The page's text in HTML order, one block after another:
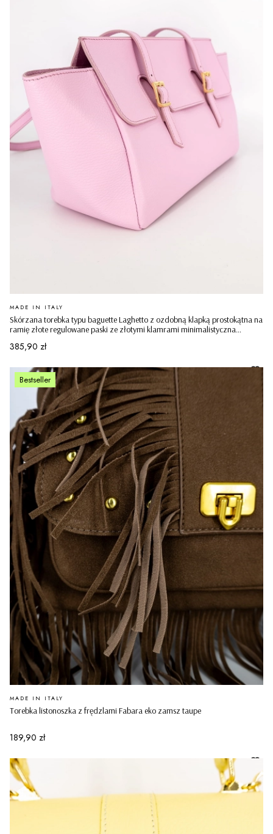
Skórzana torebka typu baguette Laghetto z ozdobną klapką prostokątna na
ramię złote regulowane paski ze złotymi klamrami minimalistyczna
PRODUCENT
MADE IN ITALY
Cena
385,90 zł
Bestseller
Torebka listonoszka z frędzlami Fabara eko zamsz taupe
PRODUCENT
MADE IN ITALY
Cena
189,90 zł